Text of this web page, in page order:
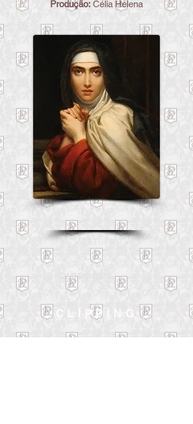
Produção: Célia Helena
VOL TAR PARA
DIREÇÕES
CLIPPING